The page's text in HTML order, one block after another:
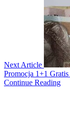
Next Article
Promocja 1+1
Continue Reading